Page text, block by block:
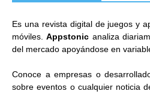
Es una revista digital de juegos y
móviles.Appstonic analiza
del mercado apoyándose en
Conoce a empresas o
sobre eventos o cualquier noticia